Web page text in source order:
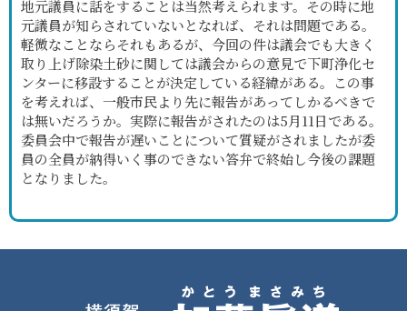
地元議員に話をすることは当然考えられます。その時に地
元議員が知らされていないとなれば、それは問題である。
軽微なことならそれもあるが、今回の件は議会でも大きく
取り上げ除染土砂に関しては議会からの意見で下町浄化セ
ンターに移設することが決定している経緯がある。この事
を考えれば、一般市民より先に報告があってしかるべきで
は無いだろうか。実際に報告がされたのは5月11日である。
委員会中で報告が遅いことについて質疑がされましたが委
員の全員が納得いく事のできない答弁で終始し今後の課題
となりました。